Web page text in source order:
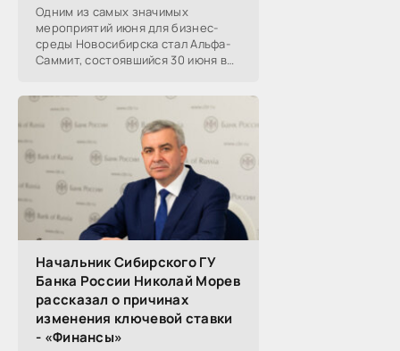
Одним из самых значимых
мероприятий июня для бизнес-
среды Новосибирска стал Альфа-
Саммит, состоявшийся 30 июня в
«Победа». Его участниками
выступили эксперты,
Начальник Сибирского ГУ
Банка России Николай Морев
рассказал о причинах
изменения ключевой ставки
- «Финансы»